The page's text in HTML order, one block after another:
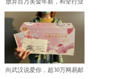
放弃百万美金年薪，和全行业
对着干，定位专家顾均辉
向武汉说爱你，超30万网易邮